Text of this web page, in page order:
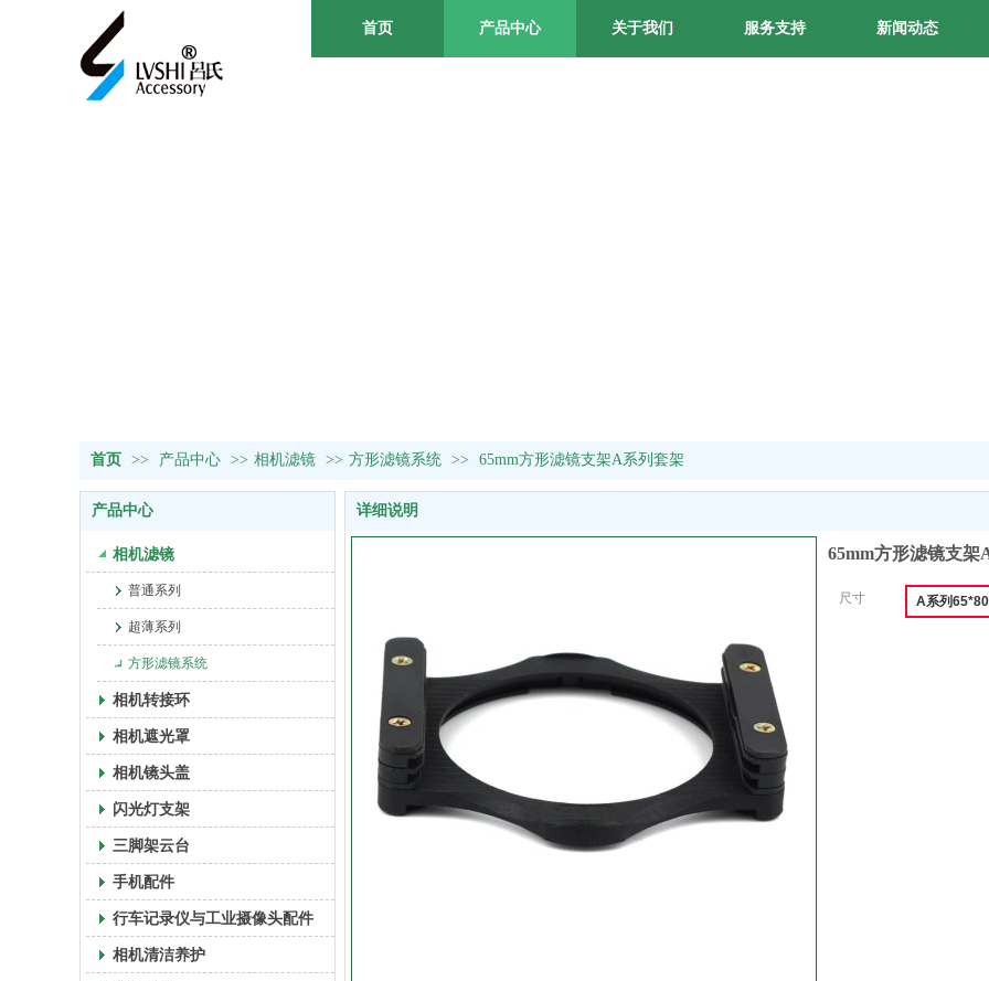
首页 产品中心 关于我们 服务支持 新闻动态
首页 >> 产品中心 >> 相机滤镜 >> 方形滤镜系统 >> 65mm方形滤镜支架A系列套架
产品中心
相机滤镜
普通系列
超薄系列
方形滤镜系统
相机转接环
相机遮光罩
相机镜头盖
闪光灯支架
三脚架云台
手机配件
行车记录仪与工业摄像头配件
相机清洁养护
详细说明
65mm方形滤镜支架
尺寸 A系列